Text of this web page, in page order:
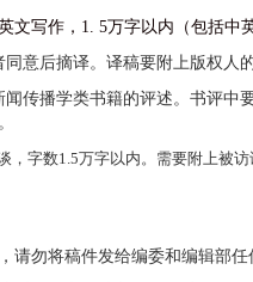
文写作， 1. 5万字以内（包括中
意后摘译。译稿要附上版权人
传播学类书籍的评述。书评中
，字数1.5万字以内。需要附上被
请勿将稿件发给编委和编辑部